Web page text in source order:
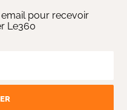
pour recevoir
Le360